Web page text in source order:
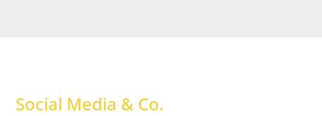
Social Media & Co.